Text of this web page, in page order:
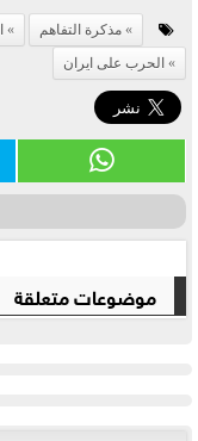
مذكرة التفاهم
الحرب على ايران
موضوعات متعلقة